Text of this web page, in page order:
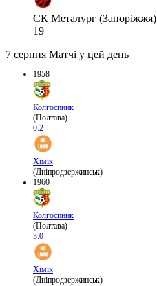
СК Металург (Запоріжжя)
19
7 серпня Матчі у цей день
1958
Колгоспник
(Полтава)
0:2
Хімік
(Дніпродзержинськ)
1960
Колгоспник
(Полтава)
3:0
Хімік
(Дніпродзержинськ)